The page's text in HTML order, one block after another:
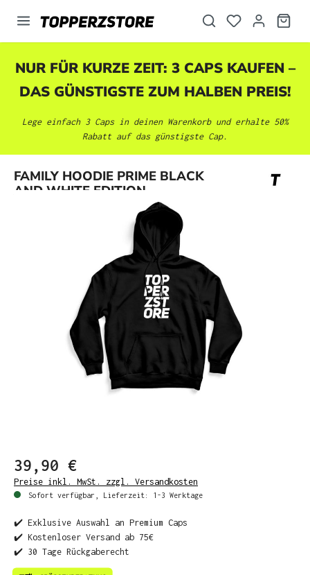
springen
NUR FÜR KURZE ZEIT: 3 CAPS KAUFEN –
DAS GÜNSTIGSTE ZUM HALBEN PREIS!
Lege einfach 3 Caps in deinen Warenkorb und erhalte 50%
Rabatt auf das günstigste Cap.
FAMILY HOODIE PRIME BLACK
AND WHITE EDITION
Bildergalerie überspringen
39,90 €
Preise inkl. MwSt. zzgl. Versandkosten
Sofort verfügbar, Lieferzeit: 1-3 Werktage
✔️ Exklusive Auswahl an Premium Caps
✔️ Kostenloser Versand ab 75€
✔️ 30 Tage Rückgaberecht